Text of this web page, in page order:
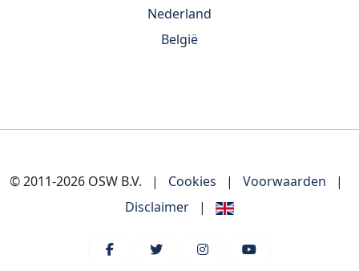
Nederland
België
© 2011-2026 OSW B.V. | Cookies | Voorwaarden
|
Disclaimer
|